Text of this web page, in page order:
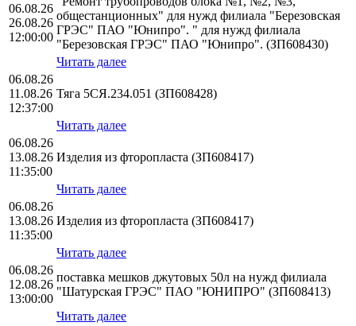
06.08.26
26.08.26
12:00:00
общестанционных" для нужд филиала "Березовская
ГРЭС" ПАО "Юнипро". " для нужд филиала
"Березовская ГРЭС" ПАО "Юнипро". (ЗП608430)
Читать далее
06.08.26
11.08.26
12:37:00
Тяга 5СЯ.234.051 (ЗП608428)
Читать далее
06.08.26
13.08.26
11:35:00
Изделия из фторопласта (ЗП608417)
Читать далее
06.08.26
13.08.26
11:35:00
Изделия из фторопласта (ЗП608417)
Читать далее
06.08.26
12.08.26
13:00:00
поставка мешков джутовых 50л на нужд филиала
"Шатурская ГРЭС" ПАО "ЮНИПРО" (ЗП608413)
Читать далее